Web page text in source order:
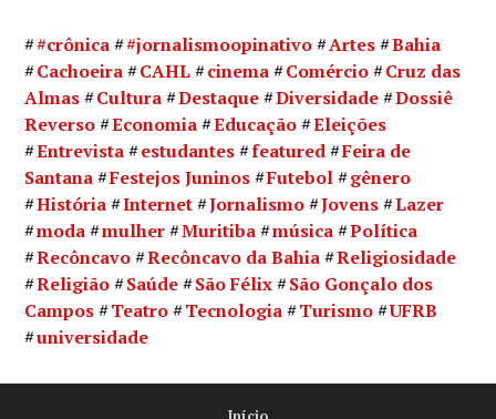
#crônica #jornalismoopinativo Artes
Bahia
Cachoeira
CAHL cinema Comércio
Cruz das
Almas
Cultura Destaque Diversidade
Dossiê
Reverso
Economia Educação
Eleições
Entrevista
estudantes featured
Feira de
Santana
Festejos Juninos Futebol
gênero
História
Internet Jornalismo Jovens
Lazer
moda
mulher Muritiba música
Política
Recôncavo
Recôncavo da Bahia
Religiosidade
Religião
Saúde São Félix
São Gonçalo dos
Campos
Teatro Tecnologia Turismo
UFRB
universidade